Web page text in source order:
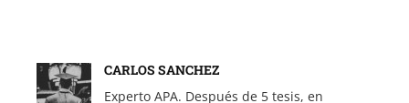
CARLOS SANCHEZ
Experto APA. Después de 5 tesis, en